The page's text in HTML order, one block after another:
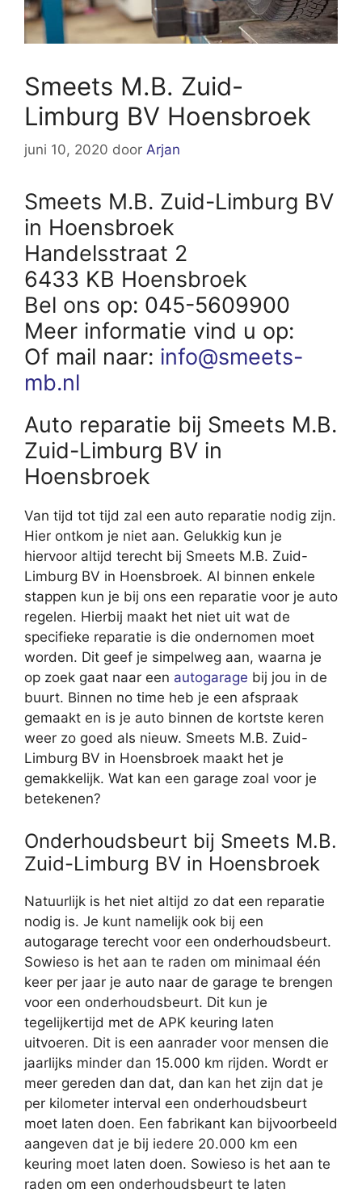
Smeets M.B. Zuid-
Limburg BV Hoensbroek
juni 10, 2020 door Arjan
Smeets M.B. Zuid-Limburg BV
in Hoensbroek
Handelsstraat 2
6433 KB Hoensbroek
Bel ons op: 045-5609900
Meer informatie vind u op:
Of mail naar: info@smeets-
mb.nl
Auto reparatie bij Smeets M.B.
Zuid-Limburg BV in
Hoensbroek
Van tijd tot tijd zal een auto reparatie nodig zijn.
Hier ontkom je niet aan. Gelukkig kun je
hiervoor altijd terecht bij Smeets M.B. Zuid-
Limburg BV in Hoensbroek. Al binnen enkele
stappen kun je bij ons een reparatie voor je auto
regelen. Hierbij maakt het niet uit wat de
specifieke reparatie is die ondernomen moet
worden. Dit geef je simpelweg aan, waarna je
op zoek gaat naar een autogarage bij jou in de
buurt. Binnen no time heb je een afspraak
gemaakt en is je auto binnen de kortste keren
weer zo goed als nieuw. Smeets M.B. Zuid-
Limburg BV in Hoensbroek maakt het je
gemakkelijk. Wat kan een garage zoal voor je
betekenen?
Onderhoudsbeurt bij Smeets M.B.
Zuid-Limburg BV in Hoensbroek
Natuurlijk is het niet altijd zo dat een reparatie
nodig is. Je kunt namelijk ook bij een
autogarage terecht voor een onderhoudsbeurt.
Sowieso is het aan te raden om minimaal één
keer per jaar je auto naar de garage te brengen
voor een onderhoudsbeurt. Dit kun je
tegelijkertijd met de APK keuring laten
uitvoeren. Dit is een aanrader voor mensen die
jaarlijks minder dan 15.000 km rijden. Wordt er
meer gereden dan dat, dan kan het zijn dat je
per kilometer interval een onderhoudsbeurt
moet laten doen. Een fabrikant kan bijvoorbeeld
aangeven dat je bij iedere 20.000 km een
keuring moet laten doen. Sowieso is het aan te
raden om een onderhoudsbeurt te laten